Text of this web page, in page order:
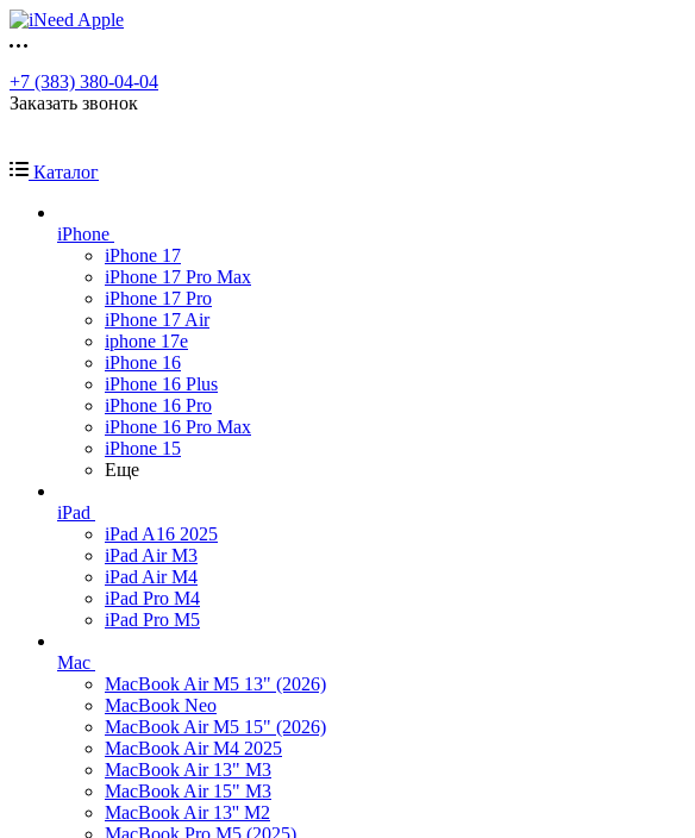
+7 (383) 380-04-04
Заказать звонок
Каталог
iPhone
iPhone 17
iPhone 17 Pro Max
iPhone 17 Pro
iPhone 17 Air
iphone 17e
iPhone 16
iPhone 16 Plus
iPhone 16 Pro
iPhone 16 Pro Max
iPhone 15
Еще
iPad
iPad A16 2025
iPad Air M3
iPad Air M4
iPad Pro M4
iPad Pro M5
Mac
MacBook Air M5 13" (2026)
MacBook Neo
MacBook Air M5 15" (2026)
MacBook Air M4 2025
MacBook Air 13" M3
MacBook Air 15" M3
MacBook Air 13'' M2
MacBook Pro M5 (2025)